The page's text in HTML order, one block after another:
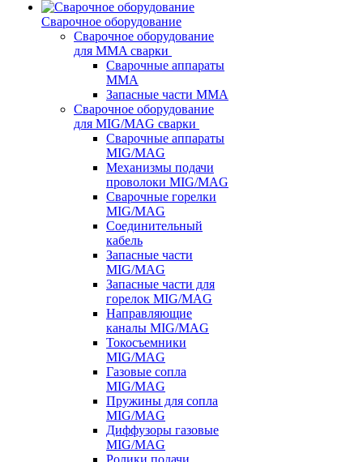
Сварочное оборудование
Сварочное оборудование
для MMA сварки
Сварочные аппараты
MMA
Запасные части MMA
Сварочное оборудование
для MIG/MAG сварки
Сварочные аппараты
MIG/MAG
Механизмы подачи
проволоки MIG/MAG
Сварочные горелки
MIG/MAG
Соединительный
кабель
Запасные части
MIG/MAG
Запасные части для
горелок MIG/MAG
Направляющие
каналы MIG/MAG
Токосъемники
MIG/MAG
Газовые сопла
MIG/MAG
Пружины для сопла
MIG/MAG
Диффузоры газовые
MIG/MAG
Ролики подачи